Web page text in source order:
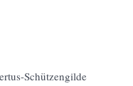
Schützengilde